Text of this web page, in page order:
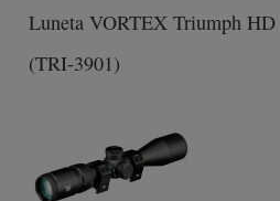
Luneta VORTEX Triumph
(TRI-3901)